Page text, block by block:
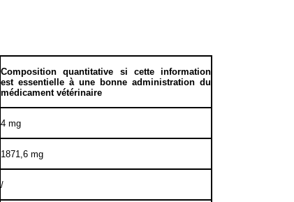
Composition quantitative si cette information
est essentielle à une bonne administration du
médicament vétérinaire
4 mg
1871,6 mg
/